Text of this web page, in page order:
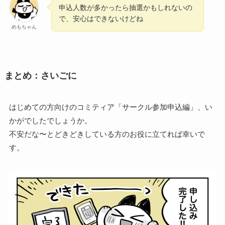
めもちゃん
申込人数が多かったら抽選かもしれないの
で、安心はできないけどね
まとめ：さいごに
はじめての方向けのコミティア「サークル参加申込編」、い
かがでしたでしょうか。
不安だな〜とどきどきしている方のお役に立てれば幸いで
す。